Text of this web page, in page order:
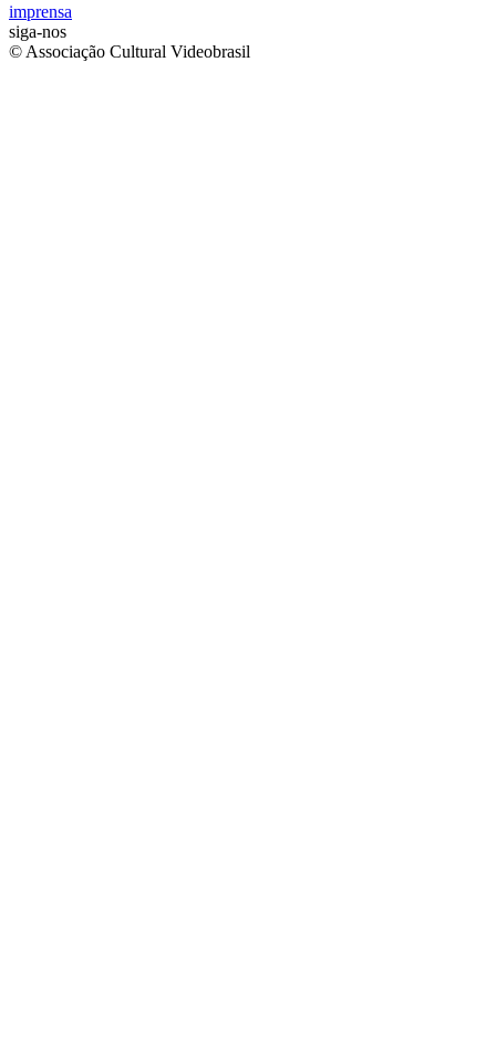
imprensa
siga-nos
© Associação Cultural Videobrasil